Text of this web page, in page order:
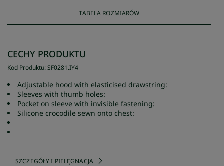
TABELA ROZMIARÓW
CECHY PRODUKTU
Kod Produktu:SF0281.IY4
Adjustable hood with elasticised drawstring:
Sleeves with thumb holes:
Pocket on sleeve with invisible fastening:
Silicone crocodile sewn onto chest:
SZCZEGÓŁY I PIELĘGNACJA